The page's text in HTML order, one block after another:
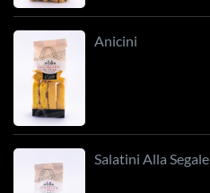
Anicini
Salatini Alla Segale